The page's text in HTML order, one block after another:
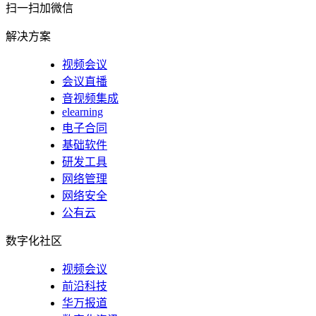
扫一扫加微信
解决方案
视频会议
会议直播
音视频集成
elearning
电子合同
基础软件
研发工具
网络管理
网络安全
公有云
数字化社区
视频会议
前沿科技
华万报道